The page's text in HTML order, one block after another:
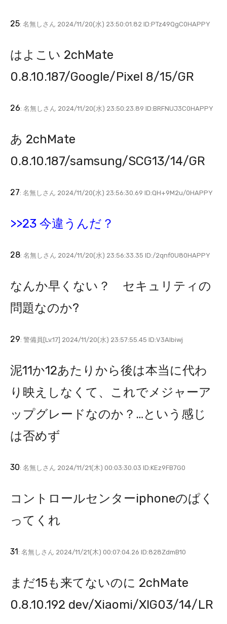
25: 名無しさん 2024/11/20(水) 23:50:01.82 ID:PTz49QgC0HAPPY
はよこい 2chMate
0.8.10.187/Google/Pixel 8/15/GR
26: 名無しさん 2024/11/20(水) 23:50:23.89 ID:BRFNUJ3C0HAPPY
あ 2chMate
0.8.10.187/samsung/SCG13/14/GR
27: 名無しさん 2024/11/20(水) 23:56:30.69 ID:QH+9M2u/0HAPPY
>>23 今違うんだ？
28: 名無しさん 2024/11/20(水) 23:56:33.35 ID:/2qnf0U80HAPPY
なんか早くない？ セキュリティの
問題なのか?
29: 警備員[Lv.17] 2024/11/20(水) 23:57:55.45 ID:V3AIbiwj
泥11か12あたりから後は本当に代わ
り映えしなくて、これでメジャーア
ップグレードなのか？…という感じ
は否めず
30: 名無しさん 2024/11/21(木) 00:03:30.03 ID:KEz9FB7G0
コントロールセンターiphoneのぱく
ってくれ
31: 名無しさん 2024/11/21(木) 00:07:04.26 ID:828ZdmB10
まだ15も来てないのに 2chMate
0.8.10.192 dev/Xiaomi/XIG03/14/LR